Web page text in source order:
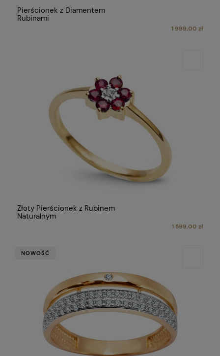
Pierścionek z Diamentem
Rubinami
1 999,00 zł
Złoty Pierścionek z Rubinem
Naturalnym
1 599,00 zł
NOWOŚĆ